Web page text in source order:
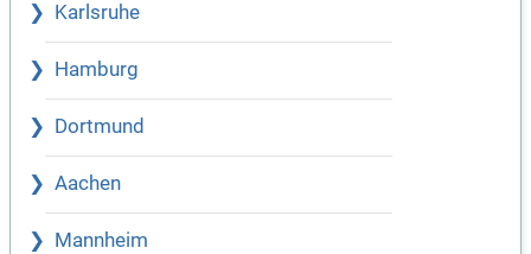
Karlsruhe
Hamburg
Dortmund
Aachen
Mannheim